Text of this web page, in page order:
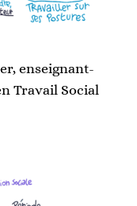
enseignant-
Travail Social